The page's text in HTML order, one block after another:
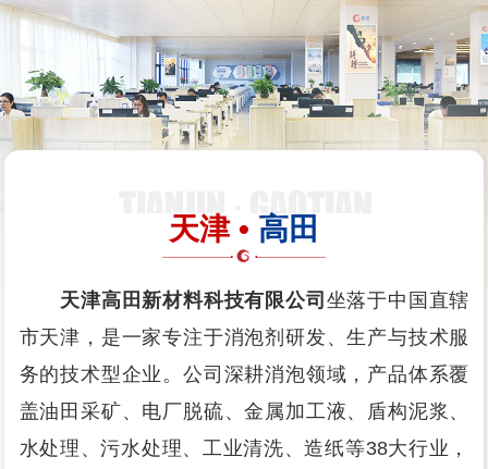
天津 • 高田
天津高田新材料科技有限公司 坐落于中国直辖
市天津，是一家专注于消泡剂研发、生产与技术服
务的技术型企业。公司深耕消泡领域，产品体系覆
盖油田采矿、电厂脱硫、金属加工液、盾构泥浆、
水处理、污水处理、工业清洗、造纸等38大行业，